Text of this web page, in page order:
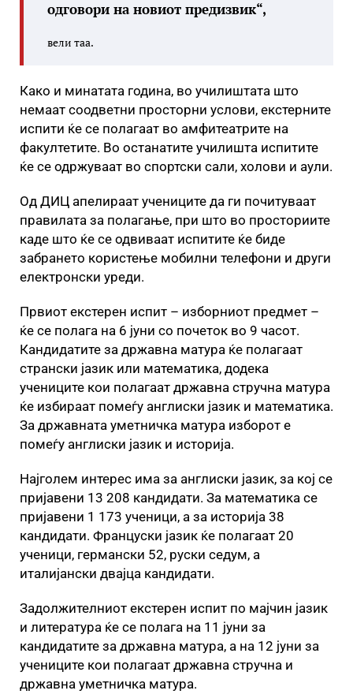
одговори на новиот предизвик“,
вели таа.
Како и минатата година, во училиштата што
немаат соодветни просторни услови, екстерните
испити ќе се полагаат во амфитеатрите на
факултетите. Во останатите училишта испитите
ќе се одржуваат во спортски сали, холови и аули.
Од ДИЦ апелираат учениците да ги почитуваат
правилата за полагање, при што во просториите
каде што ќе се одвиваат испитите ќе биде
забрането користење мобилни телефони и други
електронски уреди.
Првиот екстерен испит – изборниот предмет –
ќе се полага на 6 јуни со почеток во 9 часот.
Кандидатите за државна матура ќе полагаат
странски јазик или математика, додека
учениците кои полагаат државна стручна матура
ќе избираат помеѓу англиски јазик и математика.
За државната уметничка матура изборот е
помеѓу англиски јазик и историја.
Најголем интерес има за англиски јазик, за кој се
пријавени 13 208 кандидати. За математика се
пријавени 1 173 ученици, а за историја 38
кандидати. Француски јазик ќе полагаат 20
ученици, германски 52, руски седум, а
италијански двајца кандидати.
Задолжителниот екстерен испит по мајчин јазик
и литература ќе се полага на 11 јуни за
кандидатите за државна матура, а на 12 јуни за
учениците кои полагаат државна стручна и
државна уметничка матура.